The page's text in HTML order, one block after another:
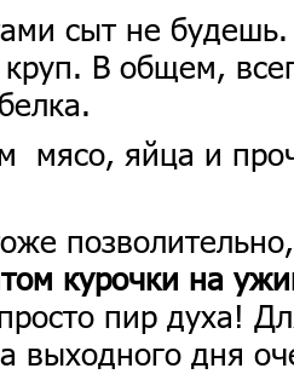
сыт не будешь.
В общем,
мясо, яйца и
курочки на
пир духа!
выходного дня